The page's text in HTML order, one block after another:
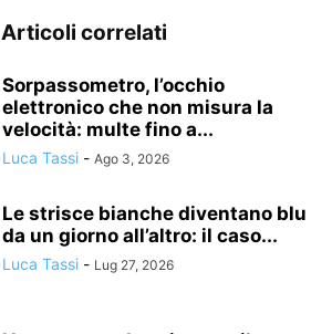
Articoli correlati
Sorpassometro, l’occhio
elettronico che non misura la
velocità: multe fino a...
Luca Tassi - Ago 3, 2026
Le strisce bianche diventano blu
da un giorno all’altro: il caso...
Luca Tassi - Lug 27, 2026